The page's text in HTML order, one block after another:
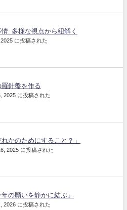
: 多様な視点から紐解く
に投稿された
針盤を作る
2025 に投稿された
れかのためにすること？」
2025 に投稿された
の願いを静かに結ぶ」
2026 に投稿された